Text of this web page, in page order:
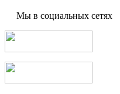
Мы в социальных сетях